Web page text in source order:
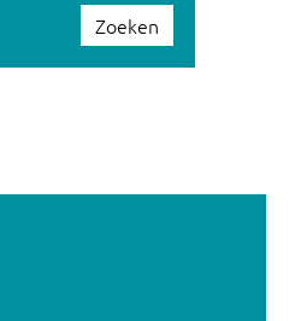
Zoeken